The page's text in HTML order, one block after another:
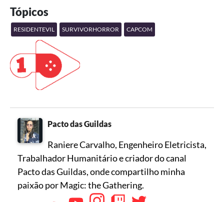
Tópicos
RESIDENTEVIL SURVIVORHORROR CAPCOM
Pacto das Guildas
Raniere Carvalho, Engenheiro Eletricista,
Trabalhador Humanitário e criador do canal
Pacto das Guildas, onde compartilho minha
paixão por Magic: the Gathering.